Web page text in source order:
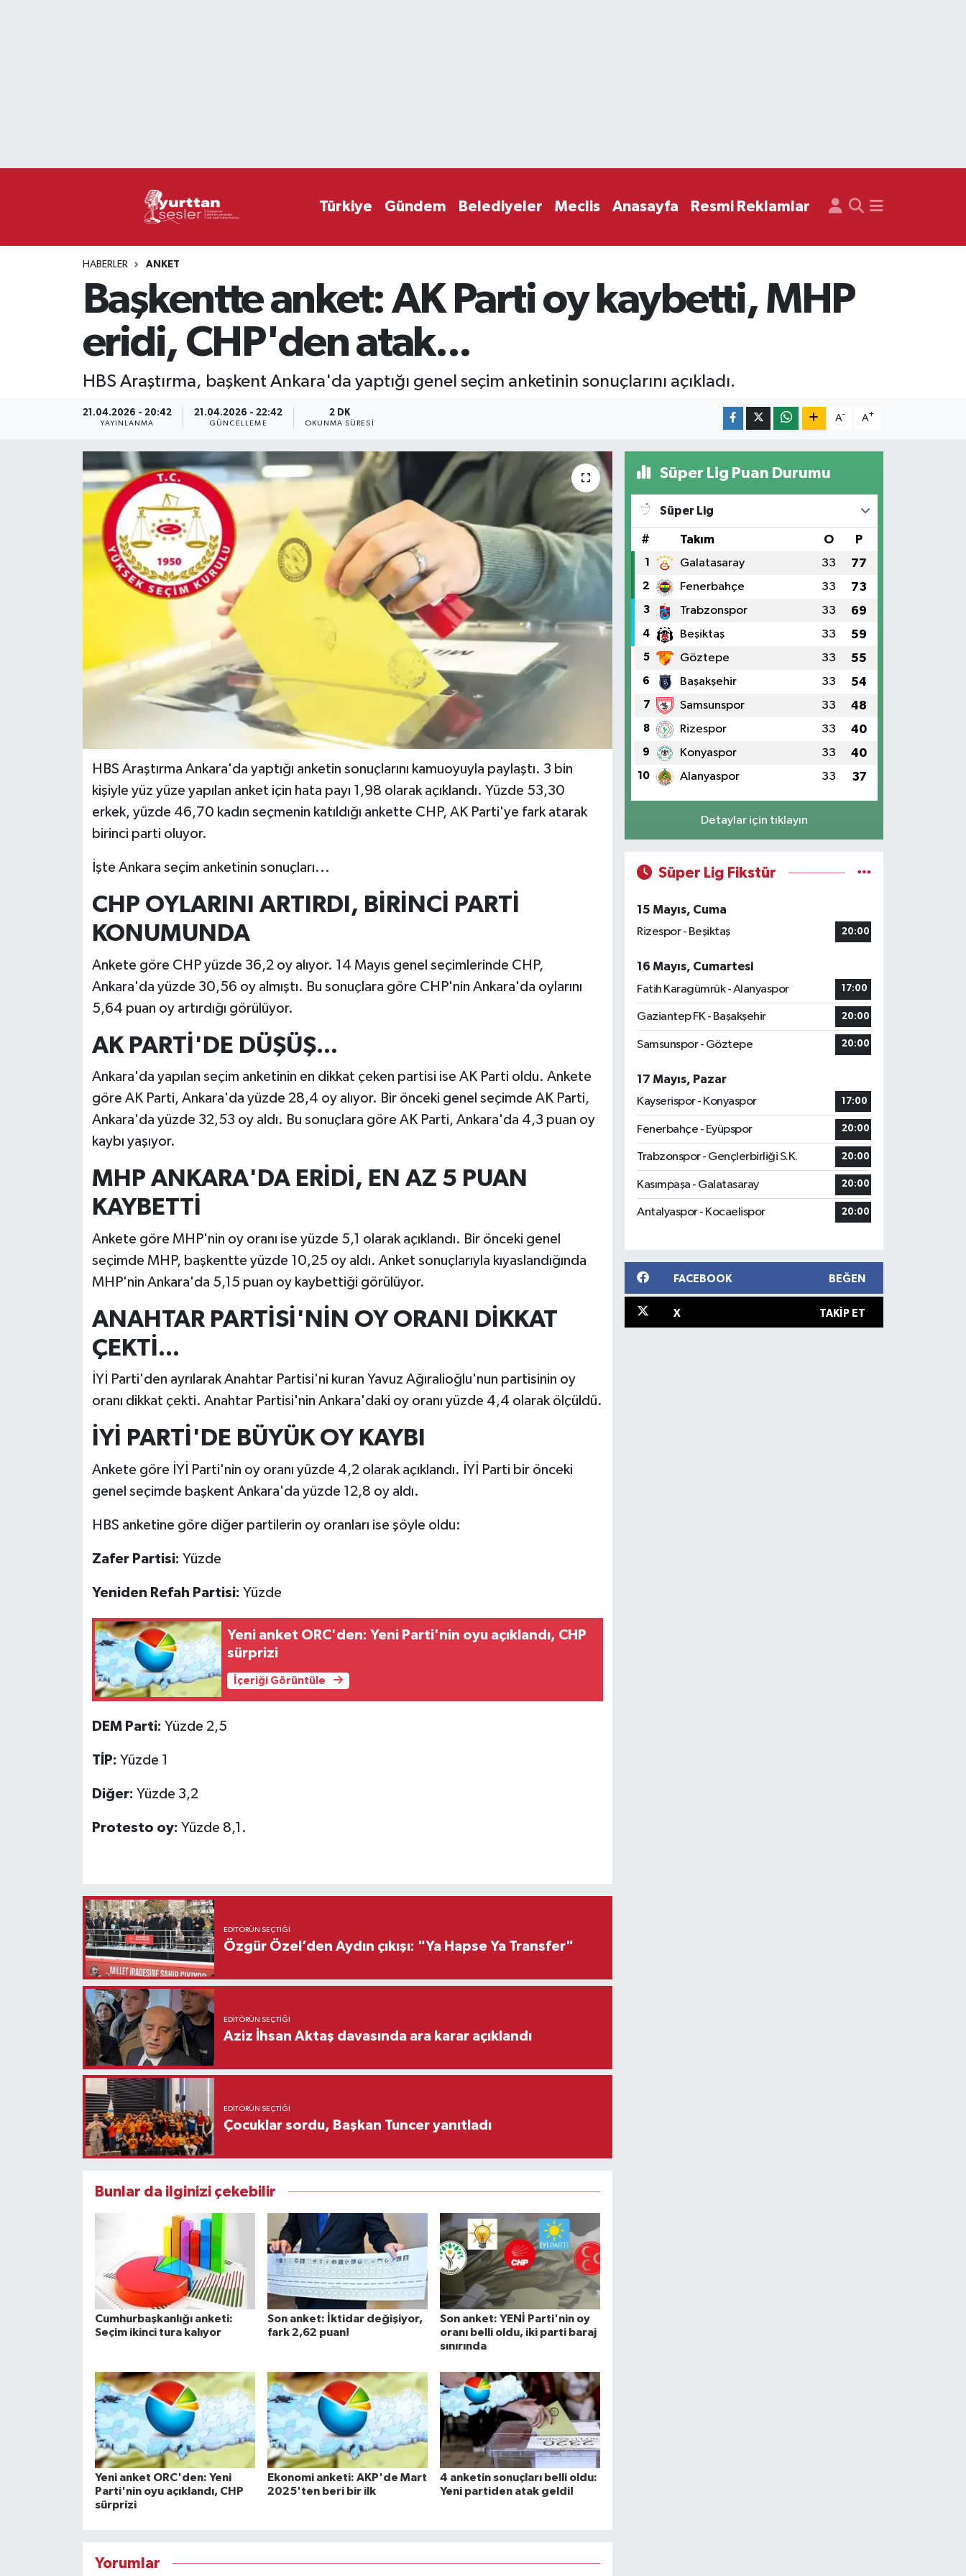
Türkiye Gündem Belediyeler Meclis Anasayfa Resmi Reklamlar
HABERLER ANKET
Başkentte anket: AK Parti oy kaybetti, MHP
eridi, CHP'den atak...
HBS Araştırma, başkent Ankara'da yaptığı genel seçim anketinin sonuçlarını açıkladı.
21.04.2026 - 20:42
YAYINLANMA
21.04.2026 - 22:42
GÜNCELLEME
2 DK
OKUNMA SÜRESI
A- A+
HBS Araştırma Ankara'da yaptığı anketin sonuçlarını kamuoyuyla paylaştı. 3 bin
kişiyle yüz yüze yapılan anket için hata payı 1,98 olarak açıklandı. Yüzde 53,30
erkek, yüzde 46,70 kadın seçmenin katıldığı ankette CHP, AK Parti'ye fark atarak
birinci parti oluyor.
İşte Ankara seçim anketinin sonuçları...
CHP OYLARINI ARTIRDI, BİRİNCİ PARTİ
KONUMUNDA
Ankete göre CHP yüzde 36,2 oy alıyor. 14 Mayıs genel seçimlerinde CHP,
Ankara'da yüzde 30,56 oy almıştı. Bu sonuçlara göre CHP'nin Ankara'da oylarını
5,64 puan oy artırdığı görülüyor.
AK PARTİ'DE DÜŞÜŞ...
Ankara'da yapılan seçim anketinin en dikkat çeken partisi ise AK Parti oldu. Ankete
göre AK Parti, Ankara'da yüzde 28,4 oy alıyor. Bir önceki genel seçimde AK Parti,
Ankara'da yüzde 32,53 oy aldı. Bu sonuçlara göre AK Parti, Ankara'da 4,3 puan oy
kaybı yaşıyor.
MHP ANKARA'DA ERİDİ, EN AZ 5 PUAN
KAYBETTİ
Ankete göre MHP'nin oy oranı ise yüzde 5,1 olarak açıklandı. Bir önceki genel
seçimde MHP, başkentte yüzde 10,25 oy aldı. Anket sonuçlarıyla kıyaslandığında
MHP'nin Ankara'da 5,15 puan oy kaybettiği görülüyor.
ANAHTAR PARTİSİ'NİN OY ORANI DİKKAT
ÇEKTİ...
İYİ Parti'den ayrılarak Anahtar Partisi'ni kuran Yavuz Ağıralioğlu'nun partisinin oy
oranı dikkat çekti. Anahtar Partisi'nin Ankara'daki oy oranı yüzde 4,4 olarak ölçüldü.
İYİ PARTİ'DE BÜYÜK OY KAYBI
Ankete göre İYİ Parti'nin oy oranı yüzde 4,2 olarak açıklandı. İYİ Parti bir önceki
genel seçimde başkent Ankara'da yüzde 12,8 oy aldı.
HBS anketine göre diğer partilerin oy oranları ise şöyle oldu:
Zafer Partisi: Yüzde
Yeniden Refah Partisi: Yüzde
Yeni anket ORC'den: Yeni Parti'nin oyu açıklandı, CHP
sürprizi
İçeriği Görüntüle
DEM Parti: Yüzde 2,5
TİP: Yüzde 1
Diğer: Yüzde 3,2
Protesto oy: Yüzde 8,1.
EDITÖRÜN SEÇTIĞI
Özgür Özel’den Aydın çıkışı: "Ya Hapse Ya Transfer"
EDITÖRÜN SEÇTIĞI
Aziz İhsan Aktaş davasında ara karar açıklandı
EDITÖRÜN SEÇTIĞI
Çocuklar sordu, Başkan Tuncer yanıtladı
Bunlar da ilginizi çekebilir
Cumhurbaşkanlığı anketi:
Seçim ikinci tura kalıyor
Son anket: İktidar değişiyor,
fark 2,62 puan!
Son anket: YENİ Parti'nin oy
oranı belli oldu, iki parti baraj
sınırında
Yeni anket ORC'den: Yeni
Parti'nin oyu açıklandı, CHP
sürprizi
Ekonomi anketi: AKP'de Mart
2025'ten beri bir ilk
4 anketin sonuçları belli oldu:
Yeni partiden atak geldi!
Yorumlar
Süper Lig Puan Durumu
Süper Lig
# Takım O P
1 Galatasaray 33 77
2 Fenerbahçe 33 73
3 Trabzonspor 33 69
4 Beşiktaş 33 59
5 Göztepe 33 55
6 Başakşehir 33 54
7 Samsunspor 33 48
8 Rizespor 33 40
9 Konyaspor 33 40
10 Alanyaspor 33 37
Detaylar için tıklayın
Süper Lig Fikstür
15 Mayıs, Cuma
Rizespor - Beşiktaş
20:00
16 Mayıs, Cumartesi
Fatih Karagümrük - Alanyaspor
17:00
Gaziantep FK - Başakşehir 20:00
Samsunspor - Göztepe 20:00
17 Mayıs, Pazar
Kayserispor - Konyaspor
17:00
Fenerbahçe - Eyüpspor 20:00
Trabzonspor - Gençlerbirliği S.K. 20:00
Kasımpaşa - Galatasaray 20:00
Antalyaspor - Kocaelispor 20:00
FACEBOOK BEĞEN
X TAKIP ET
Süper Lig Puan Durumu ve Fikstür
Haber Arşivi